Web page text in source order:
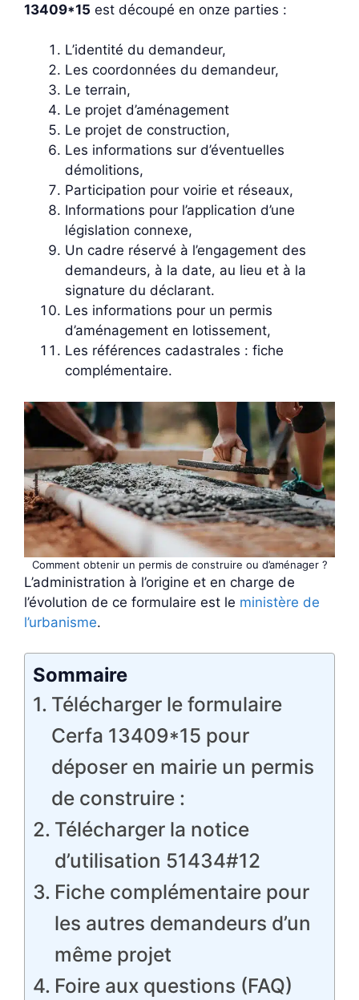
13409*15 est découpé en onze parties :
L’identité du demandeur,
Les coordonnées du demandeur,
Le terrain,
Le projet d’aménagement
Le projet de construction,
Les informations sur d’éventuelles
démolitions,
Participation pour voirie et réseaux,
Informations pour l’application d’une
législation connexe,
Un cadre réservé à l’engagement des
demandeurs, à la date, au lieu et à la
signature du déclarant.
Les informations pour un permis
d’aménagement en lotissement,
Les références cadastrales : fiche
complémentaire.
Comment obtenir un permis de construire ou d’aménager ?
L’administration à l’origine et en charge de
l’évolution de ce formulaire est le ministère de
l’urbanisme.
Sommaire
Télécharger le formulaire
Cerfa 13409*15 pour
déposer en mairie un permis
de construire :
Télécharger la notice
d’utilisation 51434#12
Fiche complémentaire pour
les autres demandeurs d’un
même projet
Foire aux questions (FAQ)